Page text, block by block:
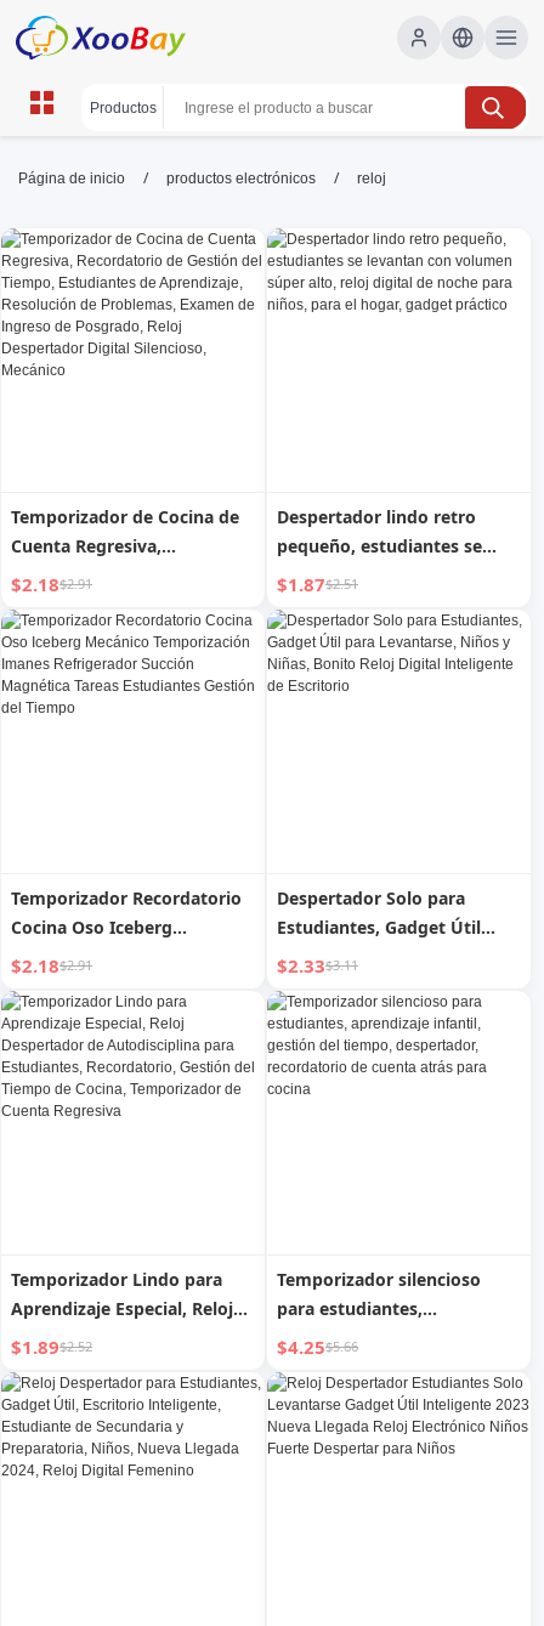
reloj | XOOBAY B2B/B2C Marketplace
pulsera,compra de reloj,relojería, wholesale reloj,
XOOBAY
Descubre relojes analógicos y digitales, compara precios, estilos
y funciones, consejos de compra y garantía para elegir el mejor
reloj.
Página de inicio / productos electrónicos / reloj
Temporizador de Cocina de
Cuenta Regresiva,
Recordatorio de Gestión del
Tiempo, Estudiantes de
Aprendizaje, Resolución de
Problemas, Examen de
Ingreso de Posgrado, Reloj
Despertador Digital
$2.18$2.91
Despertador lindo retro
pequeño, estudiantes se
levantan con volumen súper
alto, reloj digital de noche
para niños, para el hogar,
gadget práctico
$1.87$2.51
Temporizador Recordatorio
Cocina Oso Iceberg
Mecánico Temporización
Imanes Refrigerador Succión
Magnética Tareas
Estudiantes Gestión del
Tiempo
$2.18$2.91
Despertador Solo para
Estudiantes, Gadget Útil
para Levantarse, Niños y
Niñas, Bonito Reloj Digital
Inteligente de Escritorio
$2.33$3.11
Temporizador Lindo para
Aprendizaje Especial, Reloj
Despertador de
Autodisciplina para
Estudiantes, Recordatorio,
Gestión del Tiempo de
Cocina, Temporizador de
Cuenta Regresiva
$1.89$2.52
Temporizador silencioso
para estudiantes,
aprendizaje infantil, gestión
del tiempo, despertador,
recordatorio de cuenta atrás
para cocina
$4.25$5.66